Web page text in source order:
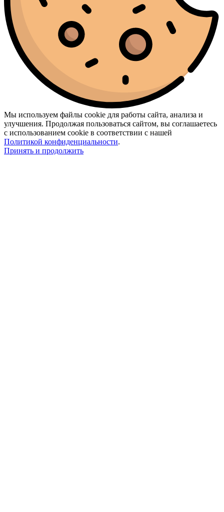
Мы используем файлы cookie для работы сайта, анализа и
улучшения. Продолжая пользоваться сайтом, вы соглашаетесь
с использованием cookie в соответствии с нашей
Политикой конфиденциальности.
Принять и продолжить